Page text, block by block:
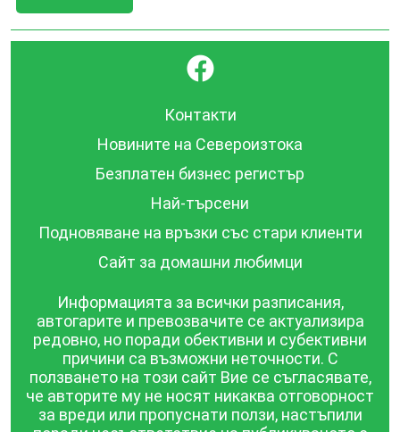
}
Контакти
Новините на Североизтока
Безплатен бизнес регистър
Най-търсени
Подновяване на връзки със стари клиенти
Сайт за домашни любимци
Информацията за всички разписания,
автогарите и превозвачите се актуализира
редовно, но поради обективни и субективни
причини са възможни неточности. С
ползването на този сайт Вие се съгласявате,
че авторите му не носят никаква отговорност
за вреди или пропуснати ползи, настъпили